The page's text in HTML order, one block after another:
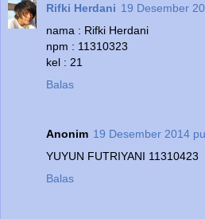
Rifki Herdani 19 Desember
nama : Rifki Herdani
npm : 11310323
kel : 21
Balas
Anonim 19 Desember 2014
YUYUN FUTRIYANI 11310423
Balas